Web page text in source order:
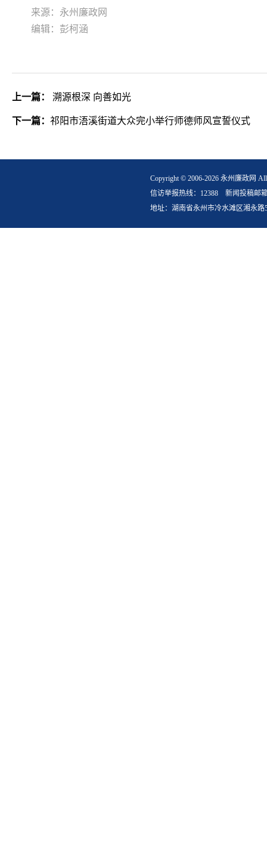
来源：永州廉政网
编辑：彭柯涵
上一篇： 溯源根深 向善如光
下一篇： 祁阳市浯溪街道大众完小举行师德师风宣誓仪式
Copyright © 2006-2026 永州廉政网
信访举报热线：12388 新闻投稿邮
地址：湖南省永州市冷水滩区湘永